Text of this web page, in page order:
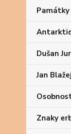
Památky
Dušan
Jan
Znaky